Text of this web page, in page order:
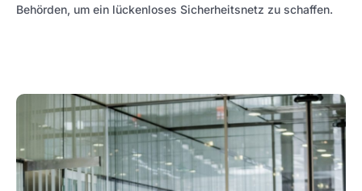
Behörden, um ein lückenloses Sicherheitsnetz zu schaffen.